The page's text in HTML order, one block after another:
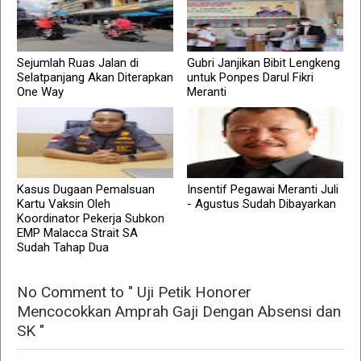
Sejumlah Ruas Jalan di
Selatpanjang Akan Diterapkan
One Way
Gubri Janjikan Bibit Lengkeng
untuk Ponpes Darul Fikri
Meranti
Kasus Dugaan Pemalsuan
Kartu Vaksin Oleh
Koordinator Pekerja Subkon
EMP Malacca Strait SA
Sudah Tahap Dua
Insentif Pegawai Meranti Juli
- Agustus Sudah Dibayarkan
No Comment to " Uji Petik Honorer
Mencocokkan Amprah Gaji Dengan Absensi dan
SK "